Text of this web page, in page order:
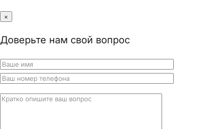
×
Доверьте нам свой вопрос